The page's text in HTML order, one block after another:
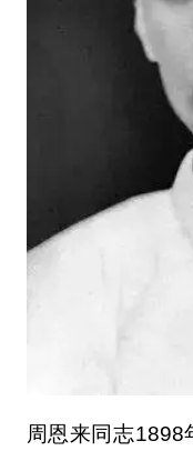
周恩来同志1898